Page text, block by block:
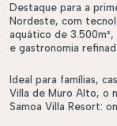
Destaque para a
Nordeste, com
aquático de
e gastronomia
Ideal para famílias,
Villa de Muro Alto, o
Samoa Villa Resort: